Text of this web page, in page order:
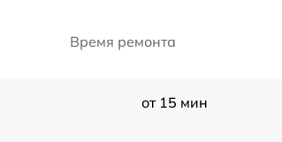
Время ремонта
от 15 мин